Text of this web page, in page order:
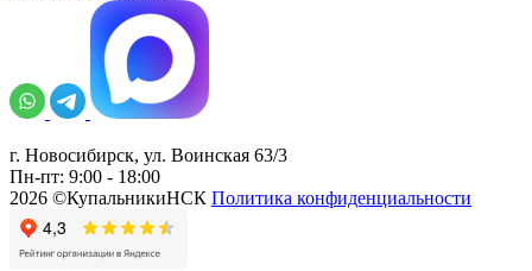
г. Новосибирск, ул. Воинская 63/3
Пн-пт: 9:00 - 18:00
2026 ©КупальникиНСК Политика конфиденциальности